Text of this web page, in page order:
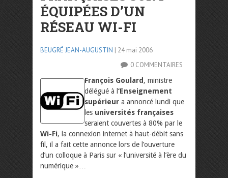
ÉQUIPÉES D’UN
RÉSEAU WI-FI
BEUGRÉ JEAN-AUGUSTIN | 24 mai 2006
0 COMMENTAIRES
François Goulard , ministre
délégué à l ‘Enseignement
supérieur a annoncé lundi que
les universités françaises
seraient couvertes à 80% par le
Wi-Fi, la connexion internet à haut-débit sans
fil, il a fait cette annonce lors de l’ouverture
d’un colloque à Paris sur « l’université à l’ère du
numérique »…